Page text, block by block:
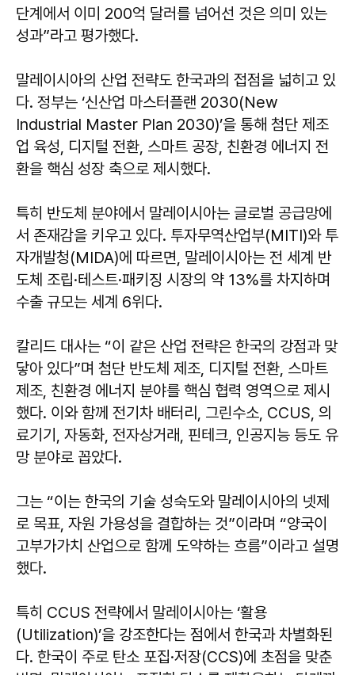
단계에서 이미 200억 달러를 넘어선 것은 의미 있는
성과”라고 평가했다.
말레이시아의 산업 전략도 한국과의 접점을 넓히고 있
다. 정부는 ‘신산업 마스터플랜 2030(New
Industrial Master Plan 2030)’을 통해 첨단 제조
업 육성, 디지털 전환, 스마트 공장, 친환경 에너지 전
환을 핵심 성장 축으로 제시했다.
특히 반도체 분야에서 말레이시아는 글로벌 공급망에
서 존재감을 키우고 있다. 투자무역산업부(MITI)와 투
자개발청(MIDA)에 따르면, 말레이시아는 전 세계 반
도체 조립·테스트·패키징 시장의 약 13%를 차지하며
수출 규모는 세계 6위다.
칼리드 대사는 “이 같은 산업 전략은 한국의 강점과 맞
닿아 있다”며 첨단 반도체 제조, 디지털 전환, 스마트
제조, 친환경 에너지 분야를 핵심 협력 영역으로 제시
했다. 이와 함께 전기차 배터리, 그린수소, CCUS, 의
료기기, 자동화, 전자상거래, 핀테크, 인공지능 등도 유
망 분야로 꼽았다.
그는 “이는 한국의 기술 성숙도와 말레이시아의 넷제
로 목표, 자원 가용성을 결합하는 것”이라며 “양국이
고부가가치 산업으로 함께 도약하는 흐름”이라고 설명
했다.
특히 CCUS 전략에서 말레이시아는 ‘활용
(Utilization)’을 강조한다는 점에서 한국과 차별화된
다. 한국이 주로 탄소 포집·저장(CCS)에 초점을 맞춘